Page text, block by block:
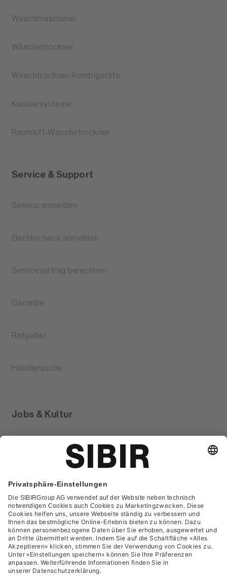
Waschmaschinen
Wäschetrockner
Waschtrockner-Kombigeräte
Kassiersysteme
Raumluft-Wäschetrockner
Service & Support
Service anmelden
Gerätecheck anmelden
Servicevertrag berechnen
Garantie
Ratgeber
Händlersuche
Jobs & Kultur
Glossar
Kontakt
FAQ
Datenschutzerklärung